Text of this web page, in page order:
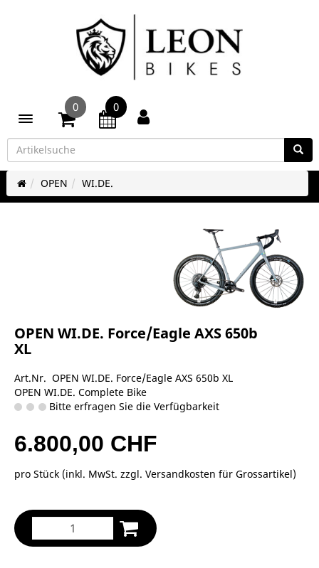
Toggle navigation
0 0
OPEN WI.DE.
OPEN WI.DE. Force/Eagle AXS 650b
XL
Art.Nr. OPEN WI.DE. Force/Eagle AXS 650b XL
OPEN WI.DE. Complete Bike
Bitte erfragen Sie die Verfügbarkeit
6.800,00 CHF
pro Stück (inkl. MwSt. zzgl. Versandkosten für Grossartikel)